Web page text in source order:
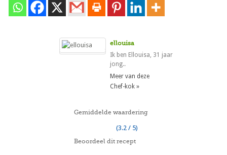
ellouisa
Ik ben Ellouisa, 31 jaar
jong..
Meer van deze
Chef-kok »
Gemiddelde waardering
(3.2 / 5)
Beoordeel dit recept